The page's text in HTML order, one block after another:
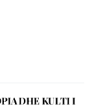
DHE KULTI I